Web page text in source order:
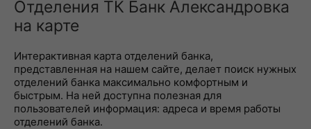
Отделения ТК Банк Александровка
на карте
Интерактивная карта отделений банка,
представленная на нашем сайте, делает поиск нужных
отделений банка максимально комфортным и
быстрым. На ней доступна полезная для
пользователей информация: адреса и время работы
отделений банка.